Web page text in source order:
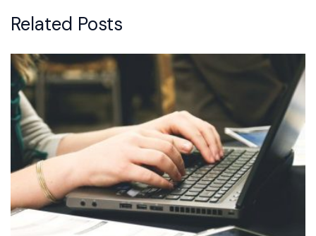
Related Posts